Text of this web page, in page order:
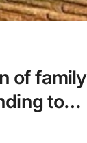
of family
to